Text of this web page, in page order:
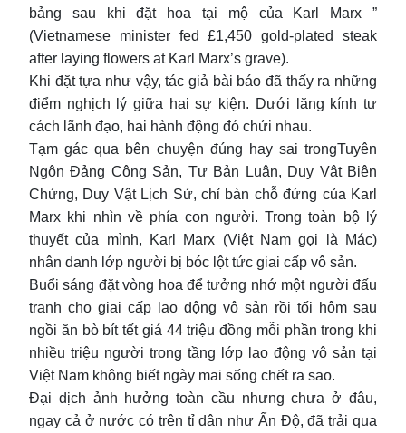
bảng sau khi đặt hoa tại mộ của Karl Marx ”
(Vietnamese minister fed £1,450 gold-plated steak
after laying flowers at Karl Marx’s grave).
Khi đặt tựa như vậy, tác giả bài báo đã thấy ra những
điểm nghịch lý giữa hai sự kiện. Dưới lăng kính tư
cách lãnh đạo, hai hành động đó chửi nhau.
Tạm gác qua bên chuyện đúng hay sai trongTuyên
Ngôn Đảng Cộng Sản, Tư Bản Luận, Duy Vật Biện
Chứng, Duy Vật Lịch Sử, chỉ bàn chỗ đứng của Karl
Marx khi nhìn về phía con người. Trong toàn bộ lý
thuyết của mình, Karl Marx (Việt Nam gọi là Mác)
nhân danh lớp người bị bóc lột tức giai cấp vô sản.
Buổi sáng đặt vòng hoa để tưởng nhớ một người đấu
tranh cho giai cấp lao động vô sản rồi tối hôm sau
ngồi ăn bò bít tết giá 44 triệu đồng mỗi phần trong khi
nhiều triệu người trong tầng lớp lao động vô sản tại
Việt Nam không biết ngày mai sống chết ra sao.
Đại dịch ảnh hưởng toàn cầu nhưng chưa ở đâu,
ngay cả ở nước có trên tỉ dân như Ấn Độ, đã trải qua